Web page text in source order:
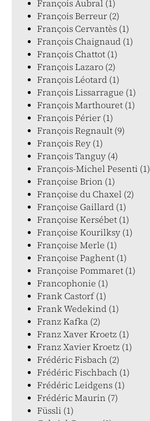
François Aubral (1)
François Berreur (2)
François Cervantès (1)
François Chaignaud (1)
François Chattot (1)
François Lazaro (2)
François Léotard (1)
François Lissarrague (1)
François Marthouret (1)
François Périer (1)
François Regnault (9)
François Rey (1)
François Tanguy (4)
François-Michel Pesenti (1)
Françoise Brion (1)
Françoise du Chaxel (2)
Françoise Gaillard (1)
Françoise Kersébet (1)
Françoise Kourilksy (1)
Françoise Merle (1)
Françoise Paghent (1)
Françoise Pommaret (1)
Francophonie (1)
Frank Castorf (1)
Frank Wedekind (1)
Franz Kafka (2)
Franz Xaver Kroetz (1)
Franz Xavier Kroetz (1)
Frédéric Fisbach (2)
Frédéric Fischbach (1)
Frédéric Leidgens (1)
Frédéric Maurin (7)
Füssli (1)